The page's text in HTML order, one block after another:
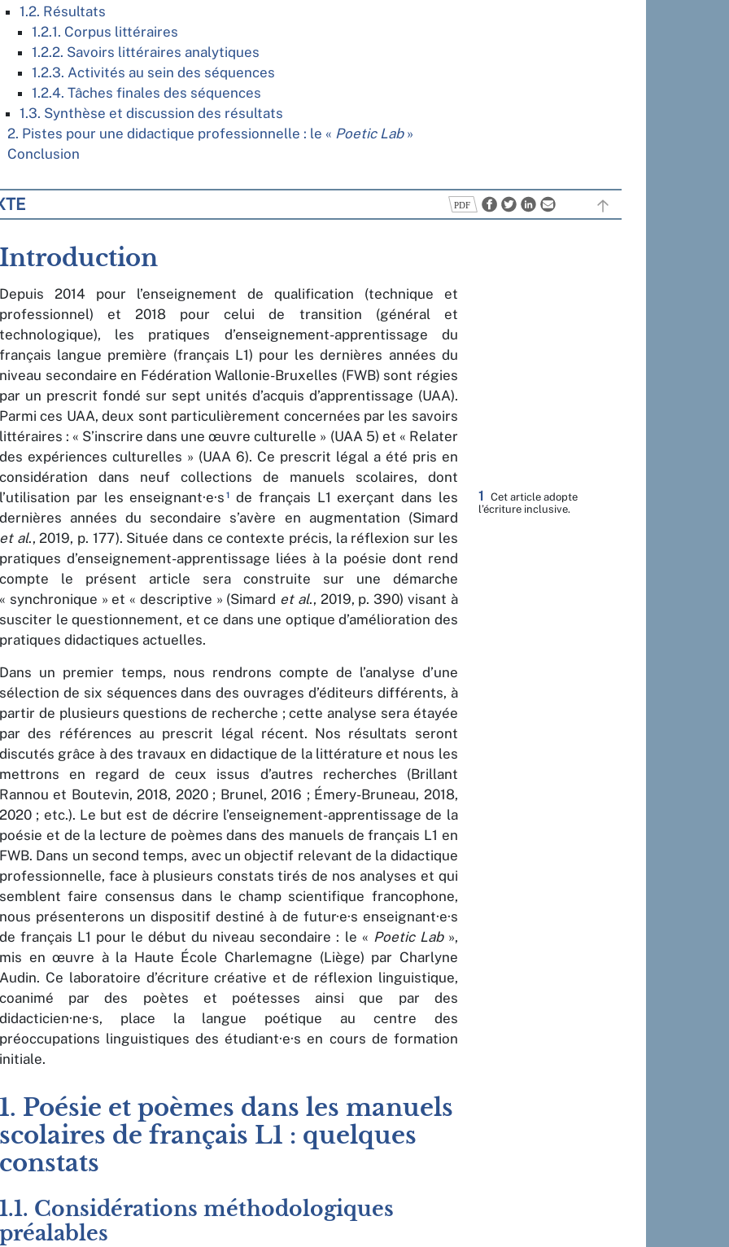
1.2. Résultats
1.2.1. Corpus littéraires
1.2.2. Savoirs littéraires analytiques
1.2.3. Activités au sein des séquences
1.2.4. Tâches finales des séquences
1.3. Synthèse et discussion des résultats
2. Pistes pour une didactique professionnelle : le « Poetic Lab»
Conclusion
Introduction
Depuis 2014 pour l’enseignement de qualification (technique et
professionnel) et 2018 pour celui de transition (général et
technologique), les pratiques d’enseignement-apprentissage du
français langue première (français L1) pour les dernières années du
niveau secondaire en Fédération Wallonie-Bruxelles (FWB) sont régies
par un prescrit fondé sur sept unités d’acquis d’apprentissage (UAA).
Parmi ces UAA, deux sont particulièrement concernées par les savoirs
littéraires : « S’inscrire dans une œuvre culturelle » (UAA 5) et « Relater
des expériences culturelles » (UAA 6). Ce prescrit légal a été pris en
considération dans neuf collections de manuels scolaires, dont
l’utilisation par les enseignant·e·s 1
de français L1 exerçant dans les
dernières années du secondaire s’avère en augmentation (Simard
et al., 2019, p. 177). Située dans ce contexte précis, la réflexion sur les
pratiques d’enseignement-apprentissage liées à la poésie dont rend
compte le présent article sera construite sur une démarche
« synchronique » et « descriptive » (Simard et al., 2019, p. 390) visant à
susciter le questionnement, et ce dans une optique d’amélioration des
pratiques didactiques actuelles.
Dans un premier temps, nous rendrons compte de l’analyse d’une
sélection de six séquences dans des ouvrages d’éditeurs différents, à
partir de plusieurs questions de recherche ; cette analyse sera étayée
par des références au prescrit légal récent. Nos résultats seront
discutés grâce à des travaux en didactique de la littérature et nous les
mettrons en regard de ceux issus d’autres recherches (Brillant
Rannou et Boutevin, 2018, 2020 ; Brunel, 2016 ; Émery-Bruneau, 2018,
2020 ; etc.). Le but est de décrire l’enseignement-apprentissage de la
poésie et de la lecture de poèmes dans des manuels de français L1 en
FWB. Dans un second temps, avec un objectif relevant de la didactique
professionnelle, face à plusieurs constats tirés de nos analyses et qui
semblent faire consensus dans le champ scientifique francophone,
nous présenterons un dispositif destiné à de futur·e·s enseignant·e·s
de français L1 pour le début du niveau secondaire : le « Poetic Lab»,
mis en œuvre à la Haute École Charlemagne (Liège) par Charlyne
Audin. Ce laboratoire d’écriture créative et de réflexion linguistique,
coanimé par des poètes et poétesses ainsi que par des
didacticien·ne·s, place la langue poétique au centre des
préoccupations linguistiques des étudiant·e·s en cours de formation
initiale.
1. Poésie et poèmes dans les manuels
scolaires de français L1 : quelques
constats
1.1. Considérations méthodologiques
préalables
1 Cet article adopte
l’écriture inclusive.